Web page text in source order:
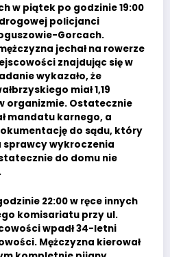
w piątek po godzinie 19:00
policjanci
Gorcach.
jechał na rowerze
znajdując się w
wykazało, że
miał 1,19
organizmie. Ostatecznie
mandatu karnego, a
do sądu, który
sprawcy wykroczenia
do domu nie
22:00 w ręce innych
komisariatu przy ul.
wpadł 34-letni
Mężczyzna kierował